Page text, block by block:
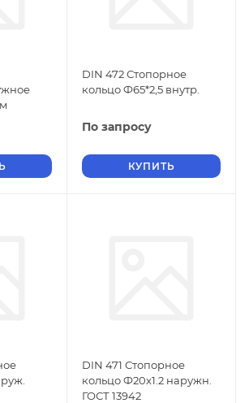
DIN 472 Стопорное
кольцо Ф65*2,5 внутр.
По запросу
КУПИТЬ
DIN 471 Стопорное
кольцо Ф20х1.2 наружн.
ГОСТ 13942